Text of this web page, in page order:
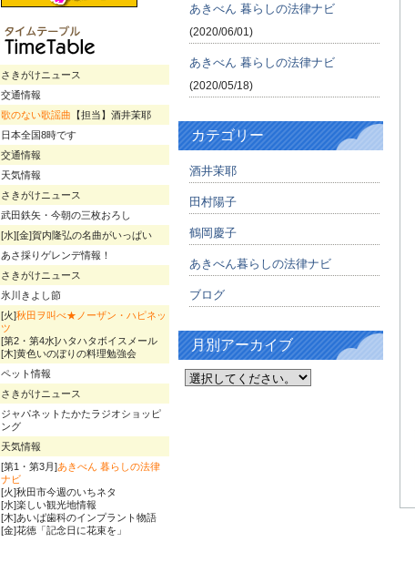
さきがけニュース
交通情報
歌のない歌謡曲 【担当】酒井茉耶
日本全国8時です
交通情報
天気情報
さきがけニュース
武田鉄矢・今朝の三枚おろし
[水][金]賀内隆弘の名曲がいっぱい
あさ採りゲレンデ情報！
さきがけニュース
氷川きよし節
[火]秋田ヲ叫べ★ノーザン・ハピネッ
ツ
[第2・第4水]ハタハタボイスメール
[木]黄色いのぼりの料理勉強会
ペット情報
さきがけニュース
ジャパネットたかたラジオショッピ
ング
天気情報
[第1・第3月]あきべん 暮らしの法律
ナビ
[火]秋田市今週のいちネタ
[水]楽しい観光地情報
[木]あいば歯科のインプラント物語
[金]花徳「記念日に花束を」
あきべん 暮らしの法律ナビ
(2020/06/01)
あきべん 暮らしの法律ナビ
(2020/05/18)
カテゴリー
酒井茉耶
田村陽子
鶴岡慶子
あきべん暮らしの法律ナビ
ブログ
月別アーカイブ